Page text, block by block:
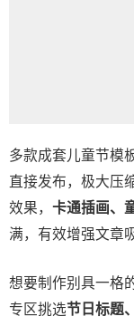
多款成套儿童节模
直接发布，极大压
效果， 卡通插画、
满，有效增强文章
想要制作别具一格
专区挑选节日标题